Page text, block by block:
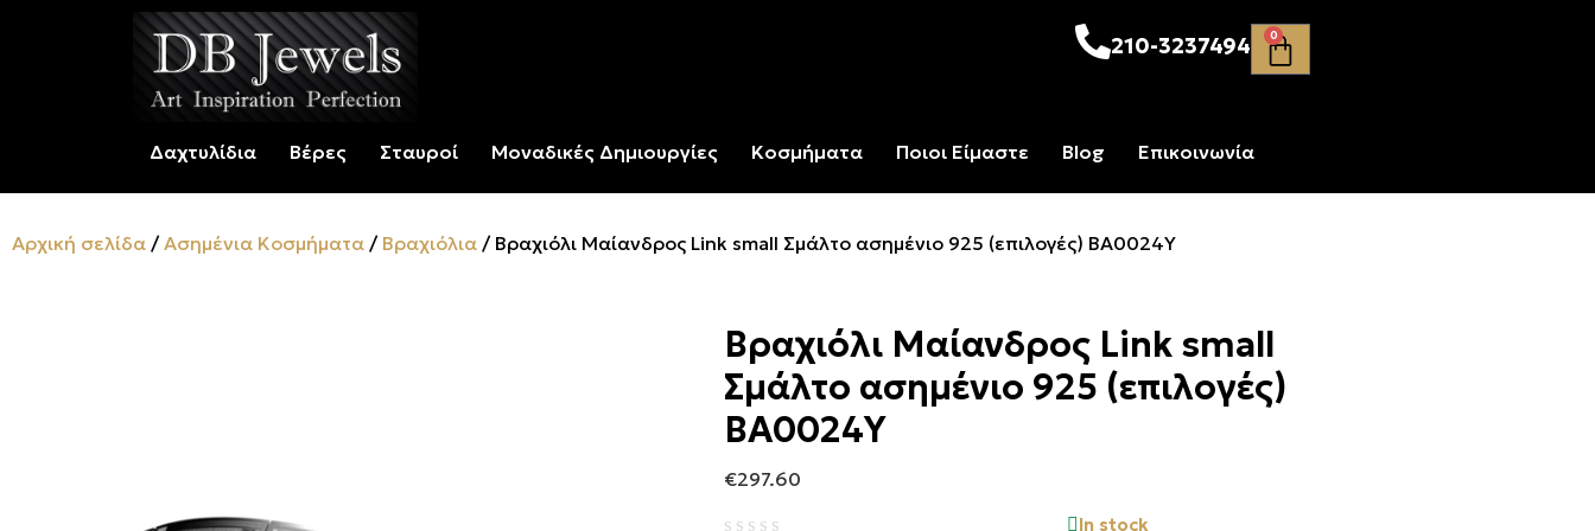
210-3237494 0
Δαχτυλίδια Βέρες Σταυροί Μοναδικές Δημιουργίες Κοσμήματα Ποιοι Είμαστε Blog Επικοινωνία
Αρχική σελίδα / Ασημένια Κοσμήματα / Βραχιόλια / Βραχιόλι Μαίανδρος Link small Σμάλτο ασημένιο 925 (επιλογές) ΒΑ0024Y
Βραχιόλι Μαίανδρος Link small
Σμάλτο ασημένιο 925 (επιλογές)
ΒΑ0024Y
€297.60
In stock